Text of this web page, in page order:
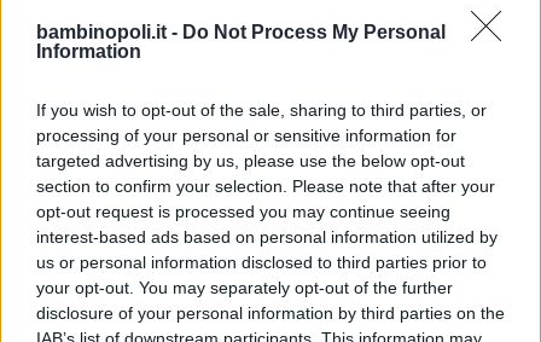
bambinopoli.it - Do Not Process My Personal
Information
If you wish to opt-out of the sale, sharing to third parties, or
processing of your personal or sensitive information for
targeted advertising by us, please use the below opt-out
section to confirm your selection. Please note that after your
opt-out request is processed you may continue seeing
interest-based ads based on personal information utilized by
us or personal information disclosed to third parties prior to
your opt-out. You may separately opt-out of the further
disclosure of your personal information by third parties on the
SCUOLA
Il primo giorno di scuola